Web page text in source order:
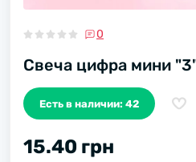
0
Свеча цифра мини
Есть в наличии: 42
15.40 грн